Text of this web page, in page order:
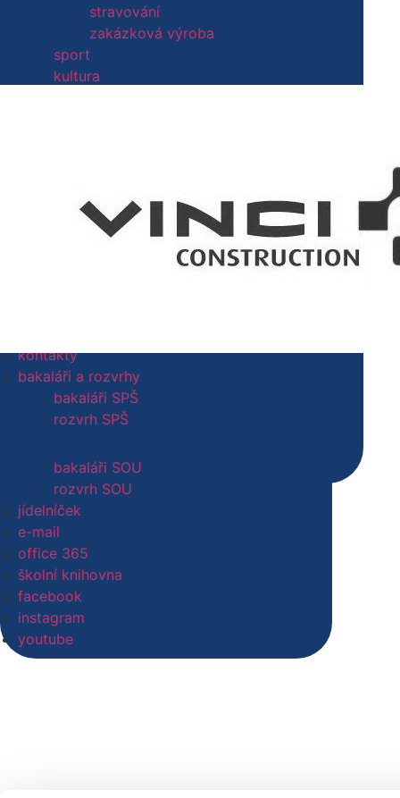
představení školy
galerie
partneři
projekty
školní jídelna
prohlášení o přístupnosti
vedení školy
pedagogičtí pracovníci SPŠ
pedagogičtí pracovníci SOU
technicko hospodářští pracovníci SPŠ
pracovníci domova mládeže
stravování
zakázková výroba
sport
kultura
školská rada
studentské soutěže
studijní a informační centrum
výchovný poradce
kontakty
bakaláři a rozvrhy
bakaláři SPŠ
rozvrh SPŠ
bakaláři SOU
rozvrh SOU
jídelníček
e-mail
office 365
školní knihovna
facebook
instagram
youtube